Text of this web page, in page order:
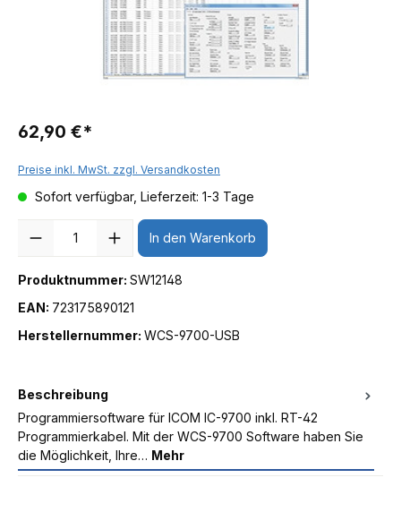
62,90 €*
Preise inkl. MwSt. zzgl. Versandkosten
Sofort verfügbar, Lieferzeit: 1-3 Tage
In den Warenkorb
Produktnummer: SW12148
EAN: 723175890121
Herstellernummer: WCS-9700-USB
Beschreibung
Programmiersoftware für ICOM IC-9700 inkl. RT-42
Programmierkabel. Mit der WCS-9700 Software haben Sie
die Möglichkeit, Ihre… Mehr